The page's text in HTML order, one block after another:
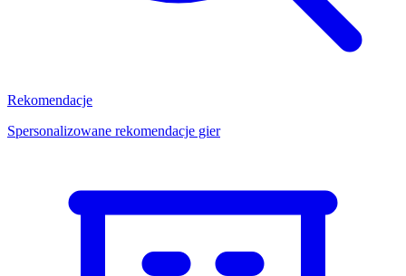
Rekomendacje
Spersonalizowane rekomendacje gier